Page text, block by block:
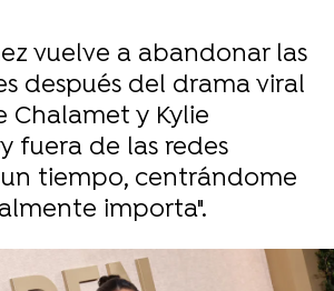
vuelve a abandonar las
después del drama viral
Chalamet y Kylie
fuera de las redes
tiempo, centrándome
importa".